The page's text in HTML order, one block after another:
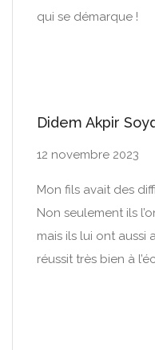
qui se démarque !
Didem Akpir
12 novembre 2023
Mon fils avait des
Non seulement ils
mais ils lui ont aussi
réussit très bien à